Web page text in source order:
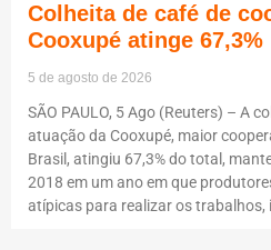
Colheita de café de
Cooxupé atinge 67,3%
5 de agosto de 2026
SÃO PAULO, 5 Ago (Reuters) – A
atuação da Cooxupé, maior
Brasil, atingiu 67,3% do total,
2018 em um ano em que
atípicas para realizar os